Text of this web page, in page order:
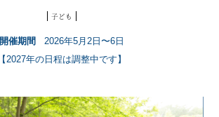
子ども
開催期間
2026年5月2日〜6日
【2027年の日程は調整中です】